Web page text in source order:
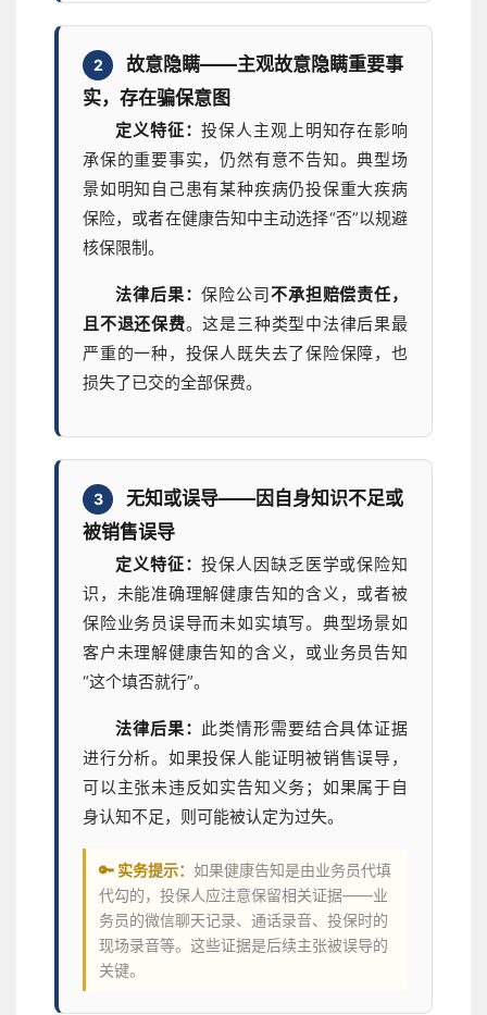
2
故意隐瞒——主观故意隐瞒重要事
实，存在骗保意图
定义特征：投保人主观上明知存在影响
承保的重要事实，仍然有意不告知。典型场
景如明知自己患有某种疾病仍投保重大疾病
保险，或者在健康告知中主动选择“否”以规避
核保限制。
法律后果：保险公司不承担赔偿责任，
且不退还保费。这是三种类型中法律后果最
严重的一种，投保人既失去了保险保障，也
损失了已交的全部保费。
3
无知或误导——因自身知识不足或
被销售误导
定义特征：投保人因缺乏医学或保险知
识，未能准确理解健康告知的含义，或者被
保险业务员误导而未如实填写。典型场景如
客户未理解健康告知的含义，或业务员告知
“这个填否就行”。
法律后果： 此类情形需要结合具体证据
进行分析。如果投保人能证明被销售误导，
可以主张未违反如实告知义务；如果属于自
身认知不足，则可能被认定为过失。
🔑 实务提示： 如果健康告知是由业务员代填
代勾的，投保人应注意保留相关证据——业
务员的微信聊天记录、通话录音、投保时的
现场录音等。这些证据是后续主张被误导的
关键。